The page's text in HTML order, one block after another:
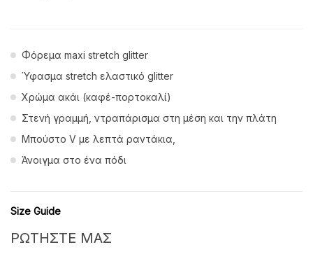
Φόρεμα maxi stretch glitter
Ύφασμα stretch ελαστικό glitter
Χρώμα ακάι (καφέ-πορτοκαλί)
Στενή γραμμή, ντραπάρισμα στη μέση και την πλάτη
Μπούστο V με λεπτά ραντάκια,
Άνοιγμα στο ένα πόδι
Size Guide
ΡΩΤΗΣΤΕ ΜΑΣ